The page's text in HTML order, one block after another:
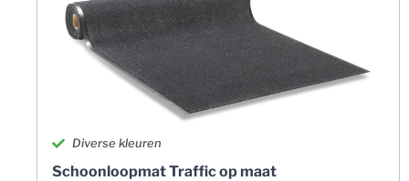
Diverse kleuren
Schoonloopmat Traffic op maat